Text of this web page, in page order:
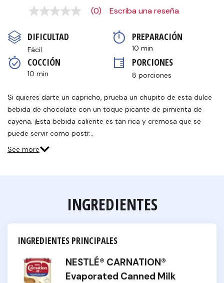
Sin
en
la
misma
página.
(0) Escriba una reseña
DIFICULTAD
Fácil
PREPARACIÓN
10 min
COCCIÓN
10 min
PORCIONES
8 porciones
Si quieres darte un capricho, prueba un chupito de esta dulce
bebida de chocolate con un toque picante de pimienta de
cayena. ¡Esta bebida caliente es tan rica y cremosa que se
puede servir como postr…
See more
INGREDIENTES
INGREDIENTES PRINCIPALES
NESTLÉ® CARNATION®
Evaporated Canned Milk